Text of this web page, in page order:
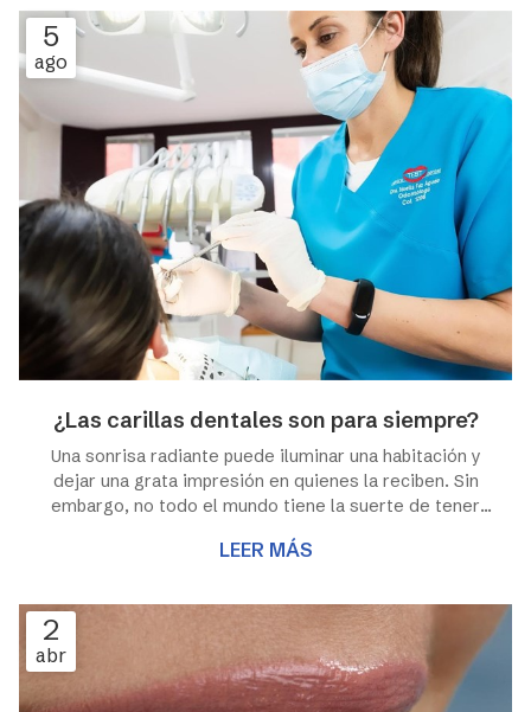
hacerse notar en menor medida con el paso del
tiempo, debido a factores como la alimentación, el
tabaco y el envejecimiento natural de los dientes. Por
ello, ¿cada cuánto tiempo se puede someter ...
5
ago
¿Las carillas dentales son para siempre?
Una sonrisa radiante puede iluminar una habitación y
dejar una grata impresión en quienes la reciben. Sin
embargo, no todo el mundo tiene la suerte de tener
aquí donde entran en juego nuestras soluciones en
dental popular que puede transformar
instantáneamente la apariencia de tus dientes y
rejuvenecer tu sonrisa. A continuación, desde la Clínica
Dental Test te contamos todo lo que nece...
LEER MÁS
2
abr